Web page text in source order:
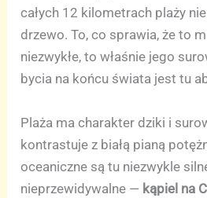
całych 12 kilometrach plaży
drzewo. To, co sprawia, że to
niezwykłe, to właśnie jego
bycia na końcu świata jest tu
Plaża ma charakter dziki i
kontrastuje z białą pianą
oceaniczne są tu niezwykle
nieprzewidywalne — kąpiel na